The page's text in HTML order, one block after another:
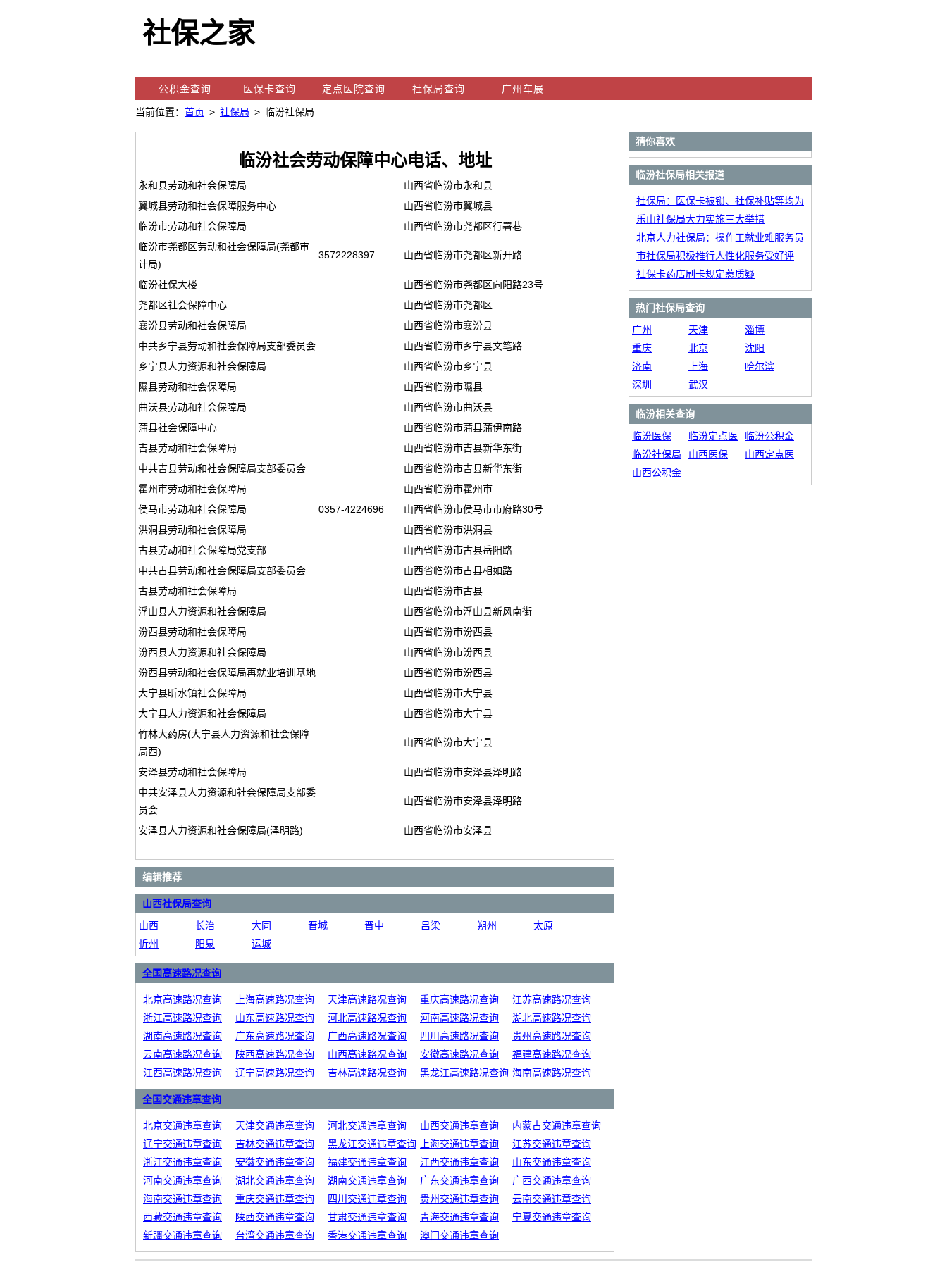
社保之家
公积金查询 医保卡查询 定点医院查询 社保局查询 广州车展
当前位置： 首页 > 社保局 > 临汾社保局
临汾社会劳动保障中心电话、地址
永和县劳动和社会保障局
山西省临汾市永和县
翼城县劳动和社会保障服务中心
山西省临汾市翼城县
临汾市劳动和社会保障局
山西省临汾市尧都区行署巷
临汾市尧都区劳动和社会保障局(尧都审
计局)
3572228397 山西省临汾市尧都区新开路
临汾社保大楼
山西省临汾市尧都区向阳路23号
尧都区社会保障中心
山西省临汾市尧都区
襄汾县劳动和社会保障局
山西省临汾市襄汾县
中共乡宁县劳动和社会保障局支部委员会
山西省临汾市乡宁县文笔路
乡宁县人力资源和社会保障局
山西省临汾市乡宁县
隰县劳动和社会保障局
山西省临汾市隰县
曲沃县劳动和社会保障局
山西省临汾市曲沃县
蒲县社会保障中心
山西省临汾市蒲县蒲伊南路
吉县劳动和社会保障局
山西省临汾市吉县新华东街
中共吉县劳动和社会保障局支部委员会
山西省临汾市吉县新华东街
霍州市劳动和社会保障局
山西省临汾市霍州市
侯马市劳动和社会保障局
0357-4224696
山西省临汾市侯马市市府路30号
洪洞县劳动和社会保障局
山西省临汾市洪洞县
古县劳动和社会保障局党支部
山西省临汾市古县岳阳路
中共古县劳动和社会保障局支部委员会
山西省临汾市古县相如路
古县劳动和社会保障局
山西省临汾市古县
浮山县人力资源和社会保障局
山西省临汾市浮山县新风南街
汾西县劳动和社会保障局
山西省临汾市汾西县
汾西县人力资源和社会保障局
山西省临汾市汾西县
汾西县劳动和社会保障局再就业培训基地
山西省临汾市汾西县
大宁县昕水镇社会保障局
山西省临汾市大宁县
大宁县人力资源和社会保障局
山西省临汾市大宁县
竹林大药房(大宁县人力资源和社会保障
局西)
山西省临汾市大宁县
安泽县劳动和社会保障局
山西省临汾市安泽县泽明路
中共安泽县人力资源和社会保障局支部委
员会
山西省临汾市安泽县泽明路
安泽县人力资源和社会保障局(泽明路) 山西省临汾市安泽县
编辑推荐
山西社保局查询
山西
长治 大同 晋城 晋中 吕梁 朔州
太原
忻州
阳泉 运城
全国高速路况查询
北京高速路况查询 上海高速路况查询 天津高速路况查询 重庆高速路况查询
江苏高速路况查询
浙江高速路况查询
山东高速路况查询 河北高速路况查询 河南高速路况查询
湖北高速路况查询
湖南高速路况查询
广东高速路况查询 广西高速路况查询 四川高速路况查询
贵州高速路况查询
云南高速路况查询
陕西高速路况查询 山西高速路况查询 安徽高速路况查询
福建高速路况查询
江西高速路况查询
辽宁高速路况查询 吉林高速路况查询 黑龙江高速路况查询 海南高速路况查询
全国交通违章查询
北京交通违章查询 天津交通违章查询 河北交通违章查询 山西交通违章查询
内蒙古交通违章查询
辽宁交通违章查询
吉林交通违章查询 黑龙江交通违章查询 上海交通违章查询
江苏交通违章查询
浙江交通违章查询
安徽交通违章查询 福建交通违章查询 江西交通违章查询
山东交通违章查询
河南交通违章查询
湖北交通违章查询 湖南交通违章查询 广东交通违章查询
广西交通违章查询
海南交通违章查询
重庆交通违章查询 四川交通违章查询 贵州交通违章查询
云南交通违章查询
西藏交通违章查询
陕西交通违章查询 甘肃交通违章查询 青海交通违章查询
宁夏交通违章查询
新疆交通违章查询
台湾交通违章查询 香港交通违章查询 澳门交通违章查询
猜你喜欢
临汾社保局相关报道
社保局：医保卡被锁、社保补贴等均为
诈骗
乐山社保局大力实施三大举措
北京人力社保局：操作工就业难服务员
缺口大
市社保局积极推行人性化服务受好评
社保卡药店刷卡规定惹质疑
热门社保局查询
广州
天津
淄博
重庆
北京
沈阳
济南
上海
哈尔滨
深圳
武汉
临汾相关查询
临汾医保
临汾定点医
院
临汾公积金
临汾社保局
山西医保
山西定点医
山西公积金